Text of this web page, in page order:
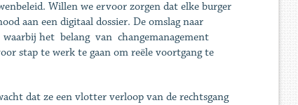
Willen we ervoor zorgen dat elke burger
aan een digitaal dossier. De omslag naar
het belang van changemanagement
stap te werk te gaan om reële voortgang te
dat ze een vlotter verloop van de rechtsgang